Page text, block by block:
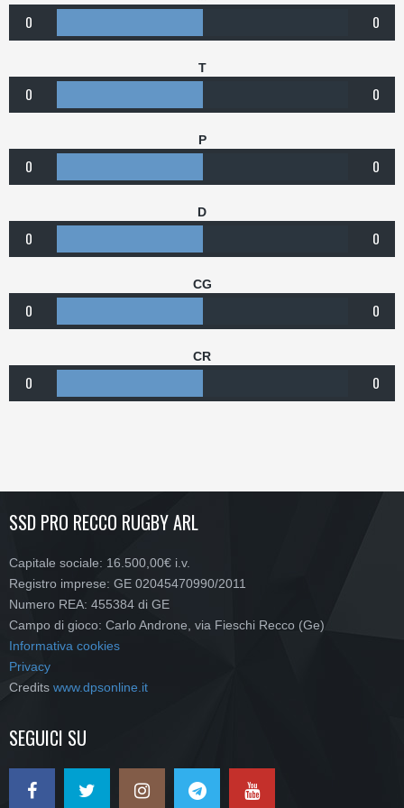
0 0
T
0 0
P
0 0
D
0 0
CG
0 0
CR
0 0
SSD PRO RECCO RUGBY ARL
Capitale sociale: 16.500,00€ i.v.
Registro imprese: GE 02045470990/2011
Numero REA: 455384 di GE
Campo di gioco: Carlo Androne, via Fieschi Recco (Ge)
Informativa cookies
Privacy
Credits www.dpsonline.it
SEGUICI SU